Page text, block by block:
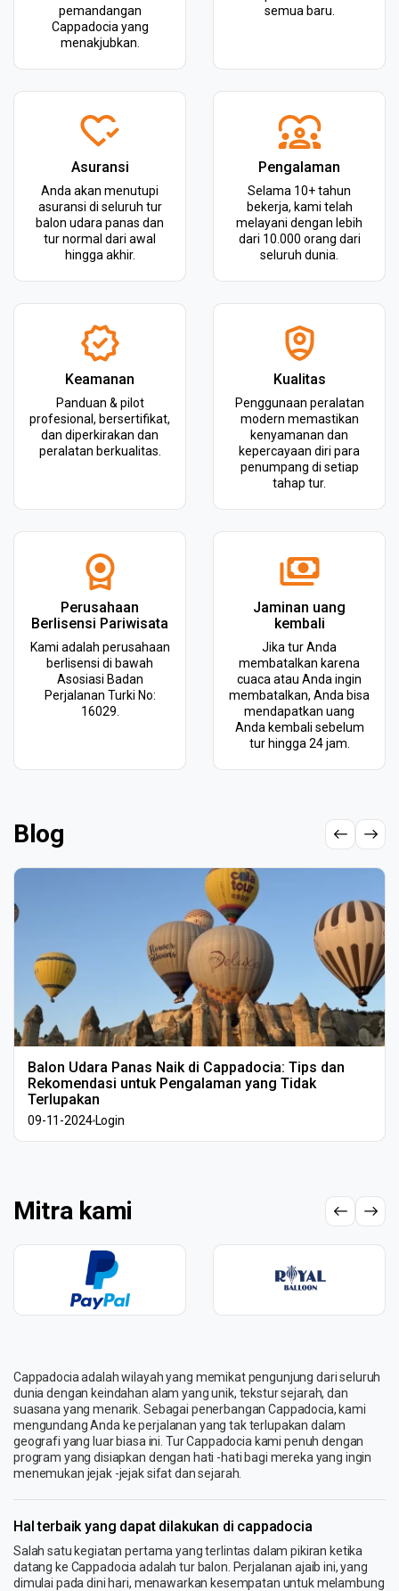
pemandangan
Cappadocia yang
menakjubkan.
semua baru.
Asuransi
Anda akan menutupi
asuransi di seluruh tur
balon udara panas dan
tur normal dari awal
hingga akhir.
Pengalaman
Selama 10+ tahun
bekerja, kami telah
melayani dengan lebih
dari 10.000 orang dari
seluruh dunia.
Keamanan
Panduan & pilot
profesional, bersertifikat,
dan diperkirakan dan
peralatan berkualitas.
Kualitas
Penggunaan peralatan
modern memastikan
kenyamanan dan
kepercayaan diri para
penumpang di setiap
tahap tur.
Perusahaan
Berlisensi Pariwisata
Kami adalah perusahaan
berlisensi di bawah
Asosiasi Badan
Perjalanan Turki No:
16029.
Jaminan uang
kembali
Jika tur Anda
membatalkan karena
cuaca atau Anda ingin
membatalkan, Anda bisa
mendapatkan uang
Anda kembali sebelum
tur hingga 24 jam.
Blog
Balon Udara Panas Naik di Cappadocia: Tips dan
Rekomendasi untuk Pengalaman yang Tidak
Terlupakan
09-11-2024Login
Mitra kami
Cappadocia adalah wilayah yang memikat pengunjung dari seluruh
dunia dengan keindahan alam yang unik, tekstur sejarah, dan
suasana yang menarik. Sebagai penerbangan Cappadocia, kami
mengundang Anda ke perjalanan yang tak terlupakan dalam
geografi yang luar biasa ini. Tur Cappadocia kami penuh dengan
program yang disiapkan dengan hati -hati bagi mereka yang ingin
menemukan jejak -jejak sifat dan sejarah.
Hal terbaik yang dapat dilakukan di cappadocia
Salah satu kegiatan pertama yang terlintas dalam pikiran ketika
datang ke Cappadocia adalah tur balon. Perjalanan ajaib ini, yang
dimulai pada dini hari, menawarkan kesempatan untuk melambung